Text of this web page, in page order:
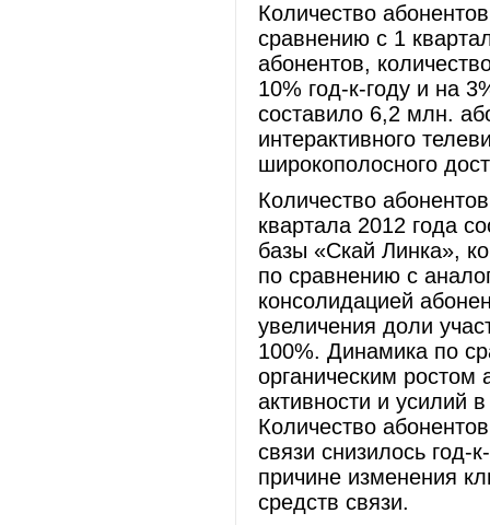
Количество
сравнению с 1
абонентов,
10% год-к-году и на
составило 6,2 млн.
интерактивного
широкополосного
Количество
квартала 2012 года
базы «Скай Линка»,
по сравнению с
консолидацией
увеличения доли
100%. Динамика по
органическим ростом
активности и усилий
Количество
связи снизилось год-
причине изменения
средств связи.